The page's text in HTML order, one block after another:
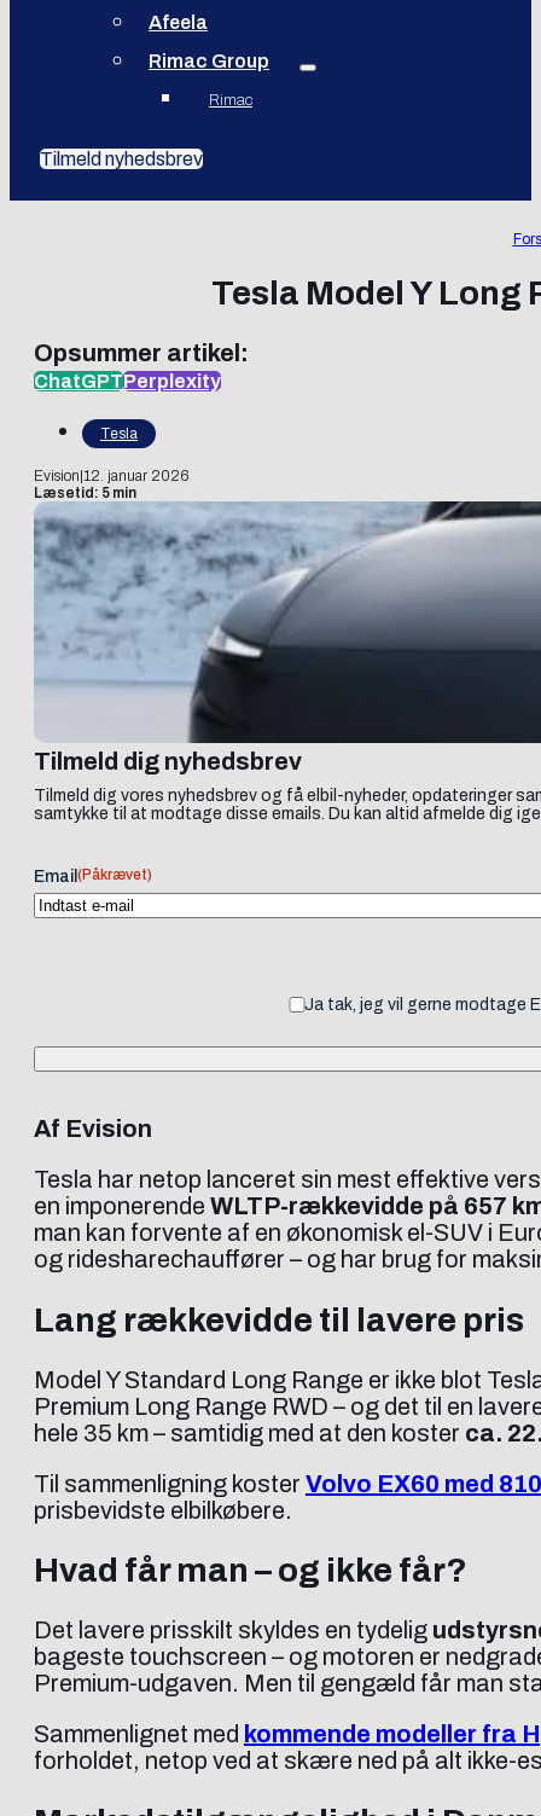
Afeela
Rimac Group
Rimac
Tilmeld nyhedsbrev
Tesla Model Y
Opsummer artikel:
ChatGPTPerplexity
Tesla
Evision 12. januar 2026
Læsetid: 5 min
Tilmeld dig nyhedsbrev
Tilmeld dig vores nyhedsbrev og få elbil-nyheder, opdateringer
samtykke til at modtage disse emails. Du kan altid afmelde dig
Email (Påkrævet)
Ja tak, jeg vil gerne modtage
Af Evision
Tesla har netop lanceret sin mest effektive
en imponerende WLTP-rækkevidde på 657
man kan forvente af en økonomisk el-SUV i
og ridesharechauffører – og har brug for
Lang rækkevidde til lavere pris
Model Y Standard Long Range er ikke blot
Premium Long Range RWD – og det til en
hele 35 km – samtidig med at den koster ca.
Til sammenligning koster Volvo EX60 med
prisbevidste elbilkøbere.
Hvad får man – og ikke får?
Det lavere prisskilt skyldes en tydelig
bageste touchscreen – og motoren er
Premium-udgaven. Men til gengæld får man
Sammenlignet med kommende modeller fra
forholdet, netop ved at skære ned på alt ikke-